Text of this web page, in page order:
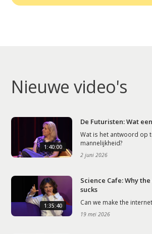
Nieuwe video's
1:40:00
De Futuristen: Wat
Wat is het antwoord op
mannelijkheid?
2 juni 2026
1:35:40
Science Cafe: Why
sucks
Can we make the
19 mei 2026